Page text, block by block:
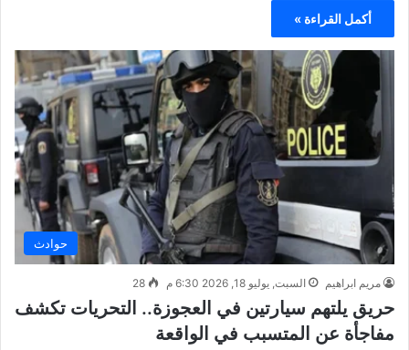
أكمل القراءة »
حوادث
مريم ابراهيم السبت, يوليو 18, 2026 6:30 م 28
حريق يلتهم سيارتين في العجوزة.. التحريات تكشف
مفاجأة عن المتسبب في الواقعة